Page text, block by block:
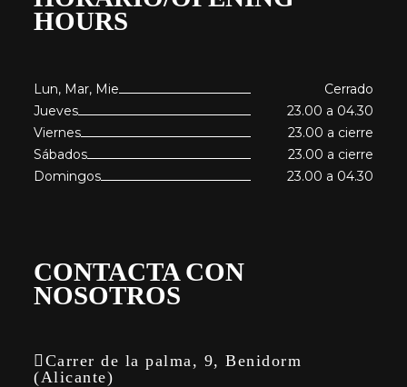
HOURS
Lun, Mar, Mie
Cerrado
Jueves
23.00 a 04.30
Viernes
23.00 a cierre
Sábados
23.00 a cierre
Domingos
23.00 a 04.30
CONTACTA CON
NOSOTROS
Carrer de la palma, 9, Benidorm
(Alicante)